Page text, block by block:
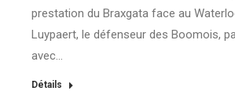
prestation du Braxgata face au
Luypaert, le défenseur des Boomois,
avec…
Détails